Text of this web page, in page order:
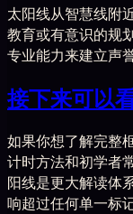
太阳线从智慧线附
教育或有意识的规
专业能力来建立声誉
接下来可以
如果你想了解完整
计时方法和初学者
阳线是更大解读体
响超过任何单一标记